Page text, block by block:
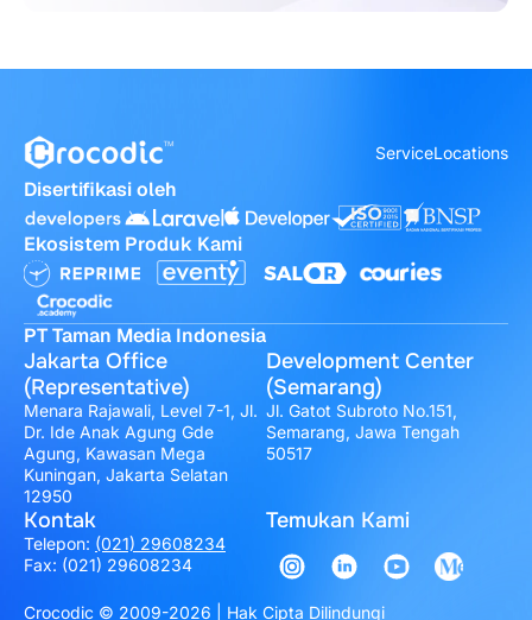
ServiceLocations
Disertifikasi oleh
Ekosistem Produk Kami
PT Taman Media Indonesia
Jakarta Office
(Representative)
Menara Rajawali, Level 7-1, Jl.
Dr. Ide Anak Agung Gde
Agung, Kawasan Mega
Kuningan, Jakarta Selatan
12950
Development Center
(Semarang)
Jl. Gatot Subroto No.151,
Semarang, Jawa Tengah
50517
Kontak
Telepon: (021) 29608234
Fax: (021) 29608234
Temukan Kami
Crocodic © 2009-2026 | Hak Cipta Dilindungi